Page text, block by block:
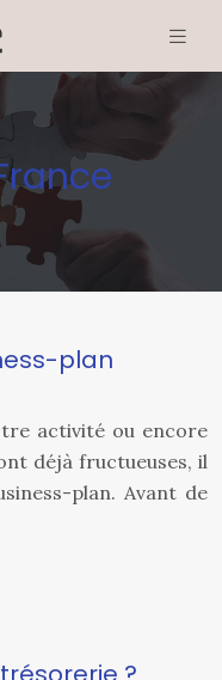
plan
activité ou encore
déjà fructueuses, il
plan. Avant de